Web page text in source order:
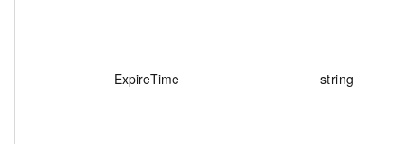
ExpireTime string